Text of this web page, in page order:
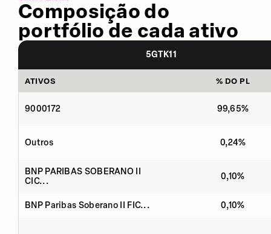
Composição do
portfólio de cada ativo
5GTK11
ATIVOS % DO PL
9000172 99,65%
Outros 0,24%
BNP PARIBAS SOBERANO II
CIC...
0,10%
BNP Paribas Soberano II FIC... 0,10%